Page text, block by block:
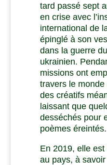
tard passé sept
en crise avec
international de
épinglé à son
dans la guerre
ukrainien.
missions ont
travers le
des créatifs
laissant que
desséchés pour
poèmes éreintés.
En 2019, elle est
au pays, à